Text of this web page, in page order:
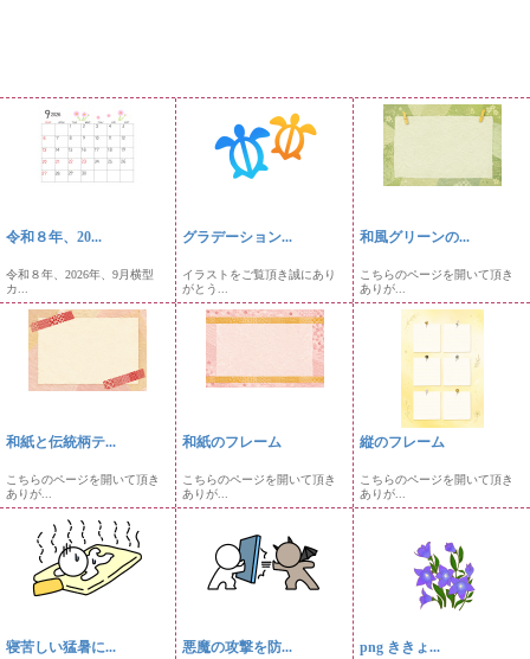
令和８年、20...
令和８年、2026年、9月横型
カ...
グラデーション...
イラストをご覧頂き誠にあり
がとう...
和風グリーンの...
こちらのページを開いて頂き
ありが...
和紙と伝統柄テ...
こちらのページを開いて頂き
ありが...
和紙のフレーム
こちらのページを開いて頂き
ありが...
縦のフレーム
こちらのページを開いて頂き
ありが...
寝苦しい猛暑に... 悪魔の攻撃を防... png ききょ...